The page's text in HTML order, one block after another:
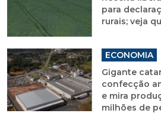
para
rurais; veja
ECONOMIA
Gigante
confecção
e mira
milhões de